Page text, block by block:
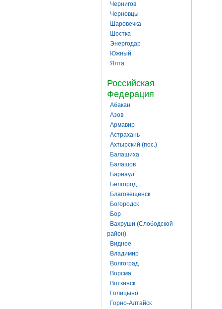
Чернигов
Черновцы
Шаровечка
Шостка
Энергодар
Южный
Ялта
Российская
Федерация
Абакан
Азов
Армавир
Астрахань
Ахтырский (пос.)
Балашиха
Балашов
Барнаул
Белгород
Благовещенск
Богородск
Бор
Вахруши (Слободской
район)
Видное
Владимир
Волгоград
Ворсма
Воткинск
Голицыно
Горно-Алтайск